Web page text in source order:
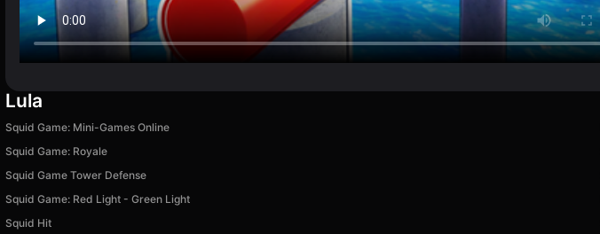
Lula
Squid Game: Mini-Games Online
Squid Game: Royale
Squid Game Tower Defense
Squid Game: Red Light - Green Light
Squid Hit